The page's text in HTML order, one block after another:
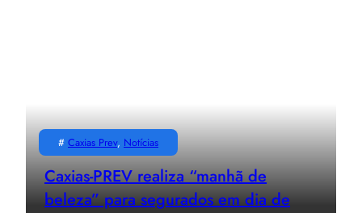
# Caxias Prev, Notícias
Caxias-PREV realiza “manhã de
beleza” para segurados em dia de